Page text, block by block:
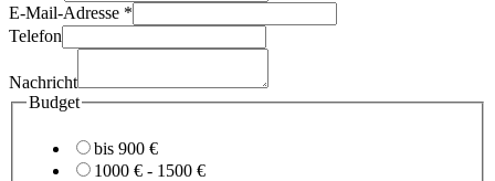
Datenschutz
Nachricht
E-Mail-Adresse *
Telefon
Nachricht
Budget
bis 900 €
1000 € - 1500 €